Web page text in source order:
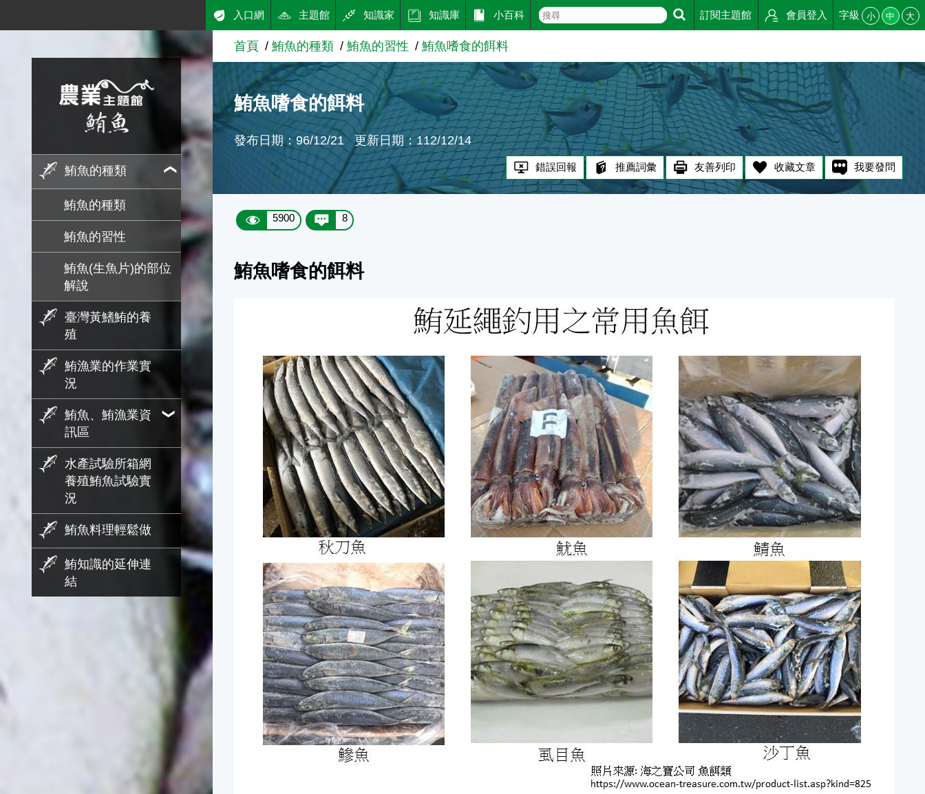
農業知識入口網
鮪魚的種類
鮪魚的種類
鮪魚的習性
鮪魚(生魚片)的部位
解說
臺灣黃鰭鮪的養
殖
鮪漁業的作業實
況
鮪魚、鮪漁業資
訊區
水產試驗所箱網
養殖鮪魚試驗實
況
鮪魚料理輕鬆做
鮪知識的延伸連
結
入口網 主題館 知識家 知識庫 小百科 訂閱主題館 會員登入 字級 小 中 大
首頁 鮪魚的種類 鮪魚的習性 鮪魚嗜食的餌料
鮪魚嗜食的餌料
發布日期：96/12/21 更新日期：112/12/14
錯誤回報 推薦詞彙 友善列印 收藏文章 我要發問
5900 8
鮪魚嗜食的餌料